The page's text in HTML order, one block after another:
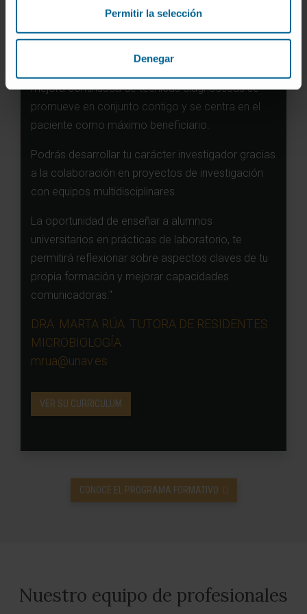
Permitir la selección
Denegar
mejora continuada de técnicas diagnósticas se
promueve en conjunto contigo y se centra en el
paciente como máximo beneficiario.
Podrás desarrollar tu carácter investigador gracias
a la colaboración en proyectos de investigación
con equipos multidisciplinares.
La oportunidad de enseñar a alumnos
universitarios en prácticas de laboratorio, te
permitirá reflexionar sobre aspectos claves de tu
propia formación y mejorar capacidades
comunicadoras."
DRA. MARTA RÚA. TUTORA DE RESIDENTES
MICROBIOLOGÍA
mrua@unav.es
VER SU CURRICULUM
CONOCE EL PROGRAMA FORMATIVO
Nuestro equipo de profesionales